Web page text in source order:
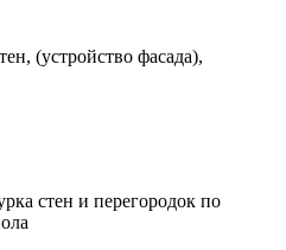
(устройство фасада),
стен и перегородок по